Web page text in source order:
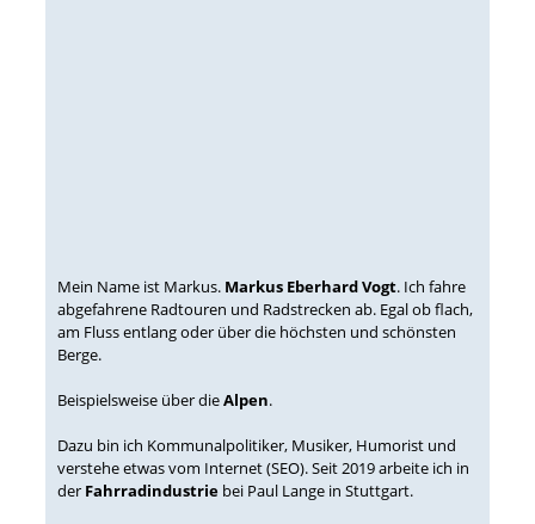
Mein Name ist Markus. Markus Eberhard Vogt. Ich fahre
abgefahrene Radtouren und Radstrecken ab. Egal ob flach,
am Fluss entlang oder über die höchsten und schönsten
Berge.
Beispielsweise über dieAlpen.
Dazu bin ich Kommunalpolitiker, Musiker, Humorist und
verstehe etwas vom Internet (SEO). Seit 2019 arbeite ich in
der Fahrradindustrie bei Paul Lange in Stuttgart.